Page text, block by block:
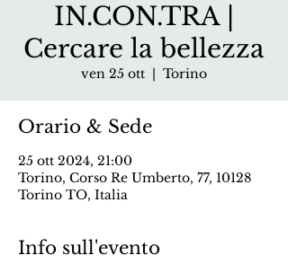
IN.CON.TRA |
Cercare la bellezza
ven 25 ott
  |
Torino
Orario & Sede
25 ott 2024, 21:00
Torino, Corso Re Umberto, 77, 10128
Torino TO, Italia
Info sull'evento